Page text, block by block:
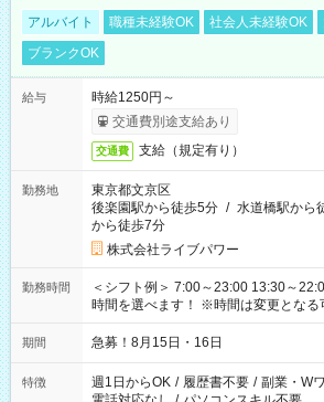
アルバイト 職種未経験OK 社会人未経験OK
ブランクOK
給与
時給1250円～
交通費別途支給あり
交通費 支給（規定有り）
勤務地
東京都文京区
後楽園駅から徒歩5分 / 水道橋駅から
から徒歩7分
株式会社ライブパワー
勤務時間
＜シフト例＞ 7:00～23:00 13:30～22:00 上記の時間から好
時間を選べます！ ※時間は変更となる
期間 急募！8月15日・16日
特徴 週1日からOK / 履歴書不要 / 副業・W